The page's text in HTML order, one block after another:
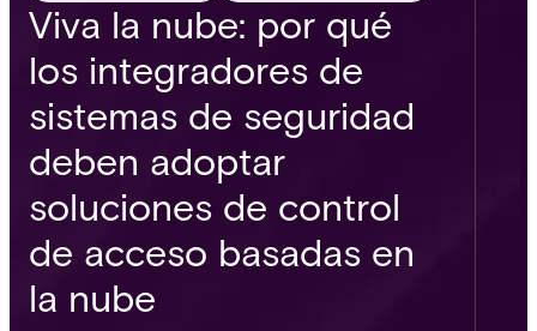
Viva la nube: por qué
los integradores de
sistemas de seguridad
deben adoptar
soluciones de control
de acceso basadas en
la nube